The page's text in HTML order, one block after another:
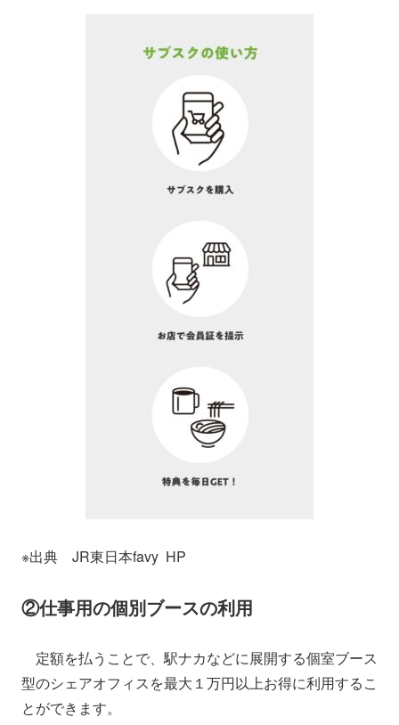
※出典 JR東日本favy HP
②仕事用の個別ブースの利用
定額を払うことで、駅ナカなどに展開する個室ブース
型のシェアオフィスを最大１万円以上お得に利用するこ
とができます。